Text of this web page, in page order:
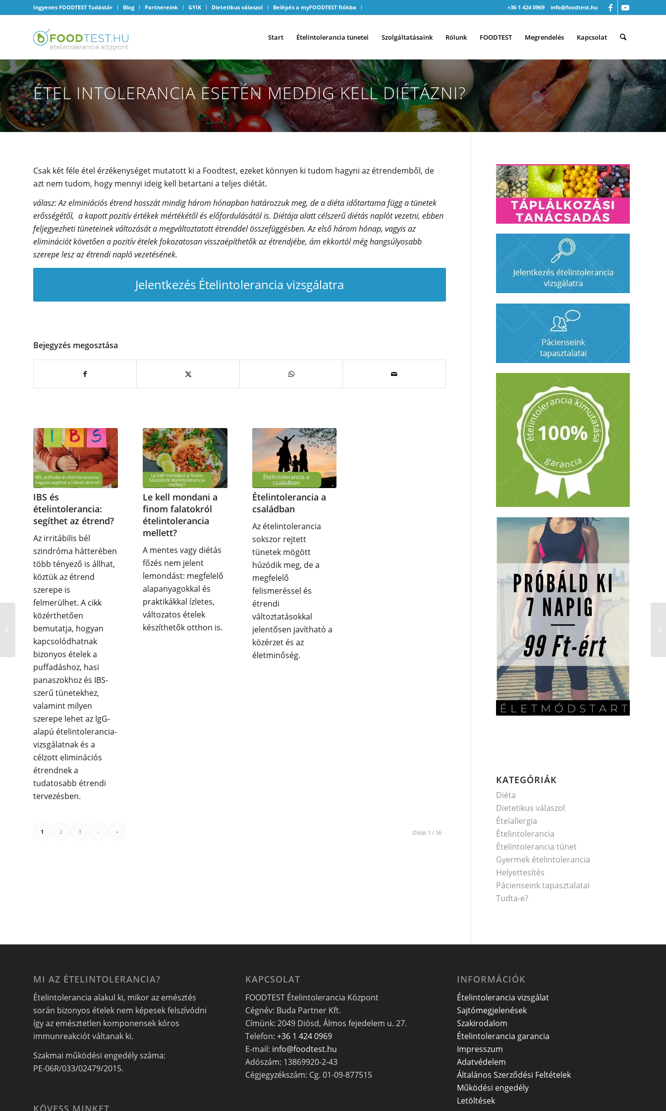
Ingyenes FOODTEST Tudástár Blog Partnereink GYIK Dietetikus válaszol Belépés a myFOODTEST fiókba +36 1 424 0969 info@foodtest.hu
Start Ételintolerancia tünetei Szolgáltatásaink Rólunk FOODTEST Megrendelés Kapcsolat
ÉTEL INTOLERANCIA ESETÉN MEDDIG KELL DIÉTÁZNI?
Csak két féle étel érzékenységet mutatott ki a Foodtest, ezeket könnyen ki tudom hagyni az étrendemből, de
azt nem tudom, hogy mennyi ideig kell betartani a teljes diétát.
válasz: Az elminiációs étrend hosszát mindig három hónapban határozzuk meg, de a diéta időtartama függ a tünetek
erősségétől, a kapott pozitív értékek mértékétől és előfordulásától is. Diétája alatt célszerű diétás naplót vezetni, ebben
feljegyezheti tüneteinek változását a megváltoztatott étrenddel összefüggésben. Az első három hónap, vagyis az
eliminációt követően a pozitív ételek fokozatosan visszaépíthetők az étrendjébe, ám ekkortól még hangsúlyosabb
szerepe lesz az étrendi napló vezetésének.
Jelentkezés Ételintolerancia vizsgálatra
Bejegyzés megosztása
IBS és
ételintolerancia:
segíthet az étrend?
Az irritábilis bél
szindróma hátterében
több tényező is állhat,
köztük az étrend
szerepe is
felmerülhet. A cikk
közérthetően
bemutatja, hogyan
kapcsolódhatnak
bizonyos ételek a
puffadáshoz, hasi
panaszokhoz és IBS-
szerű tünetekhez,
valamint milyen
szerepe lehet az IgG-
alapú ételintolerancia-
vizsgálatnak és a
célzott eliminációs
étrendnek a
tudatosabb étrendi
tervezésben.
Le kell mondani a
finom falatokról
ételintolerancia
mellett?
A mentes vagy diétás
főzés nem jelent
lemondást: megfelelő
alapanyagokkal és
praktikákkal ízletes,
változatos ételek
készíthetők otthon is.
Ételintolerancia a
családban
Az ételintolerancia
sokszor rejtett
tünetek mögött
húzódik meg, de a
megfelelő
felismeréssel és
étrendi
változtatásokkal
jelentősen javítható a
közérzet és az
életminőség.
Oldal 1 / 56
1 2 3 › »
KATEGÓRIÁK
Diéta
Dietetikus válaszol
Ételallergia
Ételintolerancia
Ételintolerancia tünet
Gyermek ételintolerancia
Helyettesítés
Pácienseink tapasztalatai
Tudta-e?
MI AZ ÉTELINTOLERANCIA?
Ételintolerancia alakul ki, mikor az emésztés
során bizonyos ételek nem képesek felszívódni
így az emésztetlen komponensek kóros
immunreakciót váltanak ki.
Szakmai működési engedély száma:
PE-06R/033/02479/2015.
KÖVESS MINKET
KAPCSOLAT
FOODTEST Ételintolerancia Központ
Cégnév: Buda Partner Kft.
Címünk: 2049 Diósd, Álmos fejedelem u. 27.
Telefon: +36 1 424 0969
E-mail: info@foodtest.hu
Adószám: 13869920-2-43
Cégjegyzékszám: Cg. 01-09-877515
INFORMÁCIÓK
Ételintolerancia vizsgálat
Sajtómegjelenések
Szakirodalom
Ételintolerancia garancia
Impresszum
Adatvédelem
Általános Szerződési Feltételek
Működési engedély
Letöltések
Hogyan gyógyulhatnék
fel gyorsabban az étel
intoleranciából?